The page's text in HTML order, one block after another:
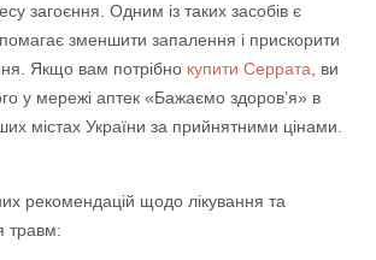
загоєння. Одним із таких засобів є
зменшити запалення і прискорити
Якщо вам потрібно купити Серрата , ви
у мережі аптек «Бажаємо здоров’я» в
містах України за прийнятними цінами.
рекомендацій щодо лікування та
травм: